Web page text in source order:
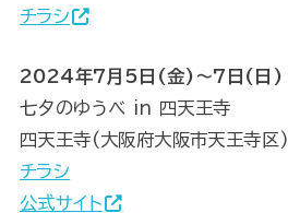
チラシ
2024年7月5日(金)～7日(日)
七夕のゆうべ in 四天王寺
四天王寺(大阪府大阪市天王寺区)
チラシ
公式サイト